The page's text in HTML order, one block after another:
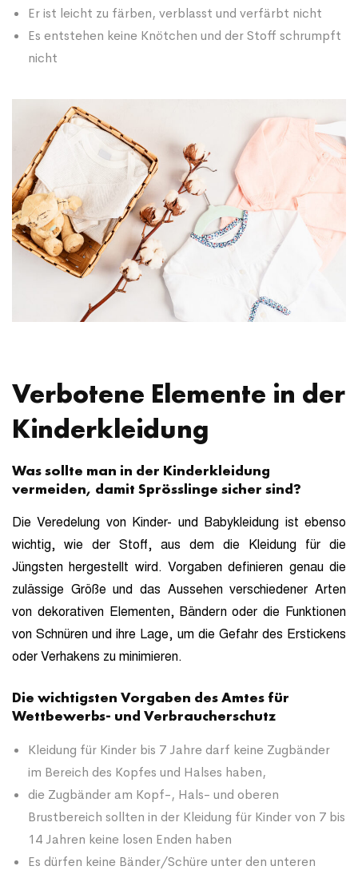
Er ist leicht zu färben, verblasst und verfärbt nicht
Es entstehen keine Knötchen und der Stoff schrumpft
nicht
Verbotene Elemente in der
Kinderkleidung
Was sollte man in der Kinderkleidung
vermeiden, damit Sprösslinge sicher sind?
Die Veredelung von Kinder- und Babykleidung ist ebenso
wichtig, wie der Stoff, aus dem die Kleidung für die
Jüngsten hergestellt wird. Vorgaben definieren genau die
zulässige Größe und das Aussehen verschiedener Arten
von dekorativen Elementen, Bändern oder die Funktionen
von Schnüren und ihre Lage, um die Gefahr des Erstickens
oder Verhakens zu minimieren.
Die wichtigsten Vorgaben des Amtes für
Wettbewerbs- und Verbraucherschutz
Kleidung für Kinder bis 7 Jahre darf keine Zugbänder
im Bereich des Kopfes und Halses haben,
die Zugbänder am Kopf-, Hals- und oberen
Brustbereich sollten in der Kleidung für Kinder von 7 bis
14 Jahren keine losen Enden haben
Es dürfen keine Bänder/Schüre unter den unteren